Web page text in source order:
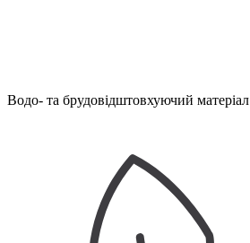
Водо- та брудовідштовхуючий матеріал